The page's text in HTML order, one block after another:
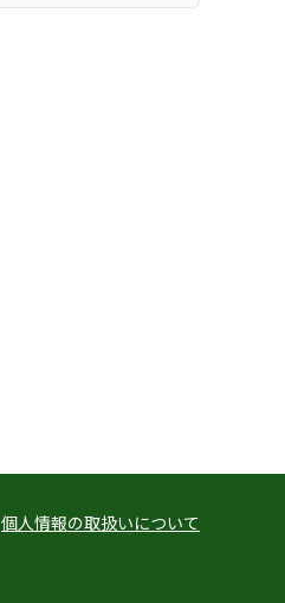
個人情報の取扱いについて